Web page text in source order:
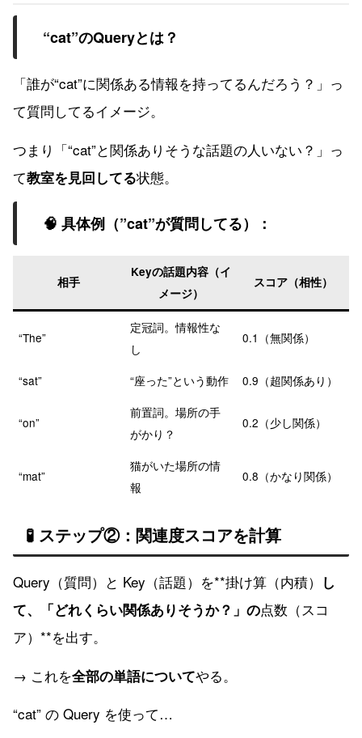
“cat”のQueryとは？
「誰が“cat”に関係ある情報を持ってるんだろう？」っ
て質問してるイメージ。
つまり「“cat”と関係ありそうな話題の人いない？」っ
て教室を見回してる状態。
🧠 具体例（”cat”が質問してる）：
相手
Keyの話題内容（イ
メージ）
スコア（相性）
“The”
定冠詞。情報性な
し
0.1（無関係）
“sat” “座った”という動作 0.9（超関係あり）
“on”
前置詞。場所の手
がかり？
0.2（少し関係）
“mat”
猫がいた場所の情
報
0.8（かなり関係）
🧪 ステップ②：関連度スコアを計算
Query（質問）と Key（話題）を**掛け算（内積） し
て、「どれくらい関係ありそうか？」の点数（スコ
ア）**を出す。
→ これを全部の単語についてやる。
“cat” の Query を使って…